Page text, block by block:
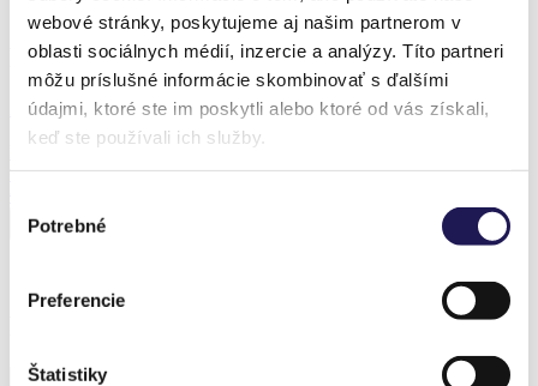
webové stránky, poskytujeme aj našim partnerom v
oblasti sociálnych médií, inzercie a analýzy. Títo partneri
môžu príslušné informácie skombinovať s ďalšími
údajmi, ktoré ste im poskytli alebo ktoré od vás získali,
keď ste používali ich služby.
súhlasu
Potrebné
Preferencie
Štatistiky
Realization – Bratislava
Produkt z realizácie
Zľava 37 %
Bioklimatická pergola